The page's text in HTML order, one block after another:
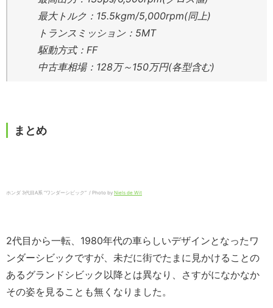
最大トルク：15.5kgm/5,000rpm(同上)
トランスミッション：5MT
駆動方式：FF
中古車相場：128万～150万円(各型含む)
まとめ
ホンダ 3代目A系 “ワンダーシビック” / Photo by Niels de Wit
2代目から一転、1980年代の車らしいデザインとなったワ
ンダーシビックですが、未だに街でたまに見かけることの
あるグランドシビック以降とは異なり、さすがになかなか
その姿を見ることも無くなりました。